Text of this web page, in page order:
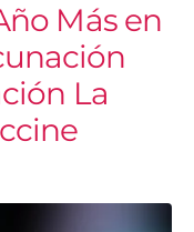
Más en
La